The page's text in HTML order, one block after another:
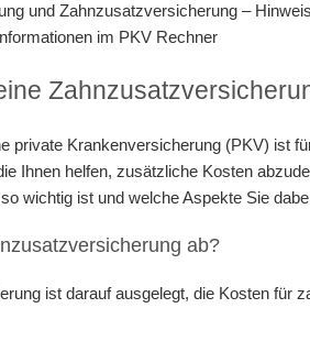
und Zahnzusatzversicherung –
im PKV Rechner
private Krankenversicherung (PKV) ist
Ihnen helfen, zusätzliche Kosten
wichtig ist und welche Aspekte Sie
ab?
ist darauf ausgelegt, die Kosten für